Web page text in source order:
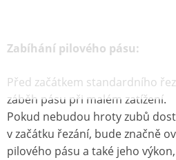
Zabíhání pilového pásu:
Před začátkem standardního
záběh pásu při malém zatížení.
Pokud nebudou hroty zubů
v začátku řezání, bude značně
pilového pásu a také jeho